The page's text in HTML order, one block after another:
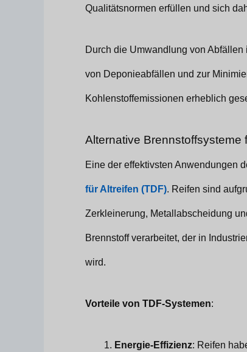
Qualitätsnormen erfüllen und sich
Durch die Umwandlung von
von Deponieabfällen und zur
Kohlenstoffemissionen erheblich
Alternative Brennstoffsysteme
Eine der effektivsten Anwendungen
für Altreifen (TDF). Reifen sind
Zerkleinerung, Metallabscheidung
Brennstoff verarbeitet, der in
wird.
Vorteile von TDF-Systemen:
Energie-Effizienz: Reifen